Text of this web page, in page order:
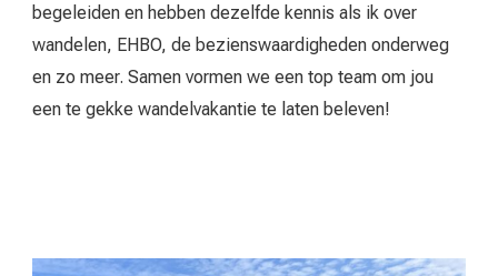
begeleiden en hebben dezelfde kennis als ik over
wandelen, EHBO, de bezienswaardigheden onderweg
en zo meer. Samen vormen we een top team om jou
een te gekke wandelvakantie te laten beleven!